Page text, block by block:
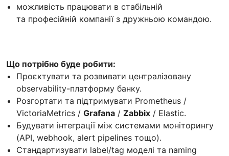
можливість працювати в стабільній
та професійній компанії з дружньою командою.
Що потрібно буде робити:
Проєктувати та розвивати централізовану
observability-платформу банку.
Розгортати та підтримувати Prometheus /
VictoriaMetrics / Grafana / Zabbix / Elastic.
Будувати інтеграції між системами моніторингу
(API, webhook, alert pipelines тощо).
Стандартизувати label/tag моделі та naming